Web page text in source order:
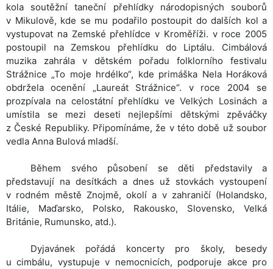
kola soutěžní taneční přehlídky národopisných souborů
v Mikulově, kde se mu podařilo postoupit do dalších kol a
vystupovat na Zemské přehlídce v Kroměříži. v roce 2005
postoupil na Zemskou přehlídku do Liptálu. Cimbálová
muzika zahrála v dětském pořadu folklorního festivalu
Strážnice „To moje hrdélko“, kde primáška Nela Horáková
obdržela ocenění „Laureát Strážnice“. v roce 2004 se
prozpívala na celostátní přehlídku ve Velkých Losinách a
umístila se mezi deseti nejlepšími dětskými zpěváčky
z České Republiky. Připomínáme, že v této době už soubor
vedla Anna Bulová mladší.
Během svého působení se děti představily a
představují na desítkách a dnes už stovkách vystoupení
v rodném městě Znojmě, okolí a v zahraničí (Holandsko,
Itálie, Maďarsko, Polsko, Rakousko, Slovensko, Velká
Británie, Rumunsko, atd.).
Dyjavánek pořádá koncerty pro školy, besedy
u cimbálu, vystupuje v nemocnicích, podporuje akce pro